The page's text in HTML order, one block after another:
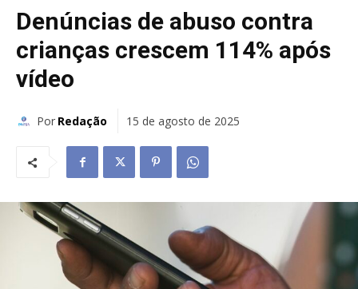
Denúncias de abuso contra
crianças crescem 114% após
vídeo
Por Redação 15 de agosto de 2025